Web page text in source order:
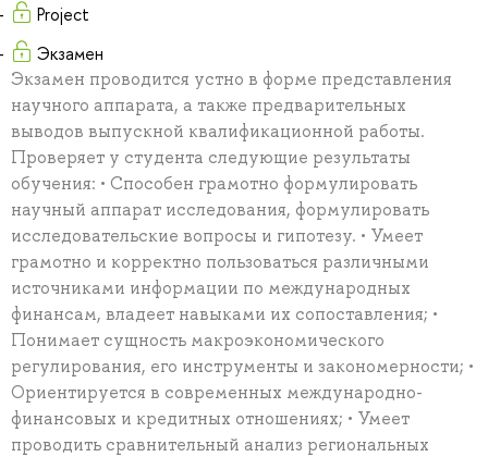
Project
Экзамен
Экзамен проводится устно в форме представления
научного аппарата, а также предварительных
выводов выпускной квалификационной работы.
Проверяет у студента следующие результаты
обучения: • Способен грамотно формулировать
научный аппарат исследования, формулировать
исследовательские вопросы и гипотезу. • Умеет
грамотно и корректно пользоваться различными
источниками информации по международных
финансам, владеет навыками их сопоставления; •
Понимает сущность макроэкономического
регулирования, его инструменты и закономерности; •
Ориентируется в современных международно-
финансовых и кредитных отношениях; • Умеет
проводить сравнительный анализ региональных